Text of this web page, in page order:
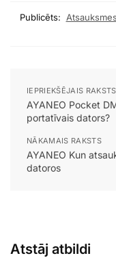
Publicēts: Atsauksmes
IEPRIEKŠĒJAIS RAKSTS
AYANEO Pocket
portatīvais dators?
NĀKAMAIS RAKSTS
AYANEO Kun
datoros
Atstāj atbildi